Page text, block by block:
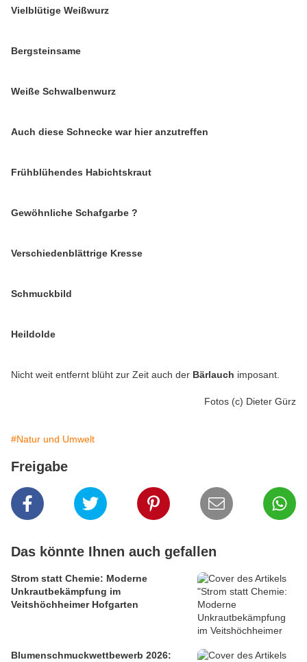
Vielblütige Weißwurz
Bergsteinsame
Weiße Schwalbenwurz
Auch diese Schnecke war hier anzutreffen
Frühblühendes Habichtskraut
Gewöhnliche Schafgarbe ?
Verschiedenblättrige Kresse
Schmuckbild
Heildolde
Nicht weit entfernt blüht zur Zeit auch der Bärlauch imposant.
Fotos (c) Dieter Gürz
#Natur und Umwelt
Freigabe
Das könnte Ihnen auch gefallen
Strom statt Chemie: Moderne
Unkrautbekämpfung im
Veitshöchheimer Hofgarten
Blumenschmuckwettbewerb 2026: